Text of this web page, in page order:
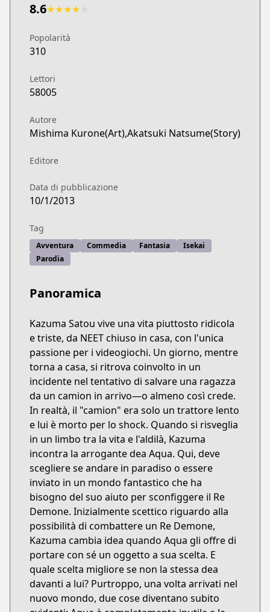
8.6★★★★
Popolarità
310
Lettori
58005
Autore
Mishima Kurone(Art),Akatsuki Natsume(Story)
Editore
Data di pubblicazione
10/1/2013
Tag
Avventura Commedia Fantasia
Isekai
Parodia
Panoramica
Kazuma Satou vive una vita piuttosto ridicola
e triste, da NEET chiuso in casa, con l'unica
passione per i videogiochi. Un giorno, mentre
torna a casa, si ritrova coinvolto in un
incidente nel tentativo di salvare una ragazza
da un camion in arrivo—o almeno così crede.
In realtà, il "camion" era solo un trattore lento
e lui è morto per lo shock. Quando si risveglia
in un limbo tra la vita e l'aldilà, Kazuma
incontra la arrogante dea Aqua. Qui, deve
scegliere se andare in paradiso o essere
inviato in un mondo fantastico che ha
bisogno del suo aiuto per sconfiggere il Re
Demone. Inizialmente scettico riguardo alla
possibilità di combattere un Re Demone,
Kazuma cambia idea quando Aqua gli offre di
portare con sé un oggetto a sua scelta. E
quale scelta migliore se non la stessa dea
davanti a lui? Purtroppo, una volta arrivati nel
nuovo mondo, due cose diventano subito